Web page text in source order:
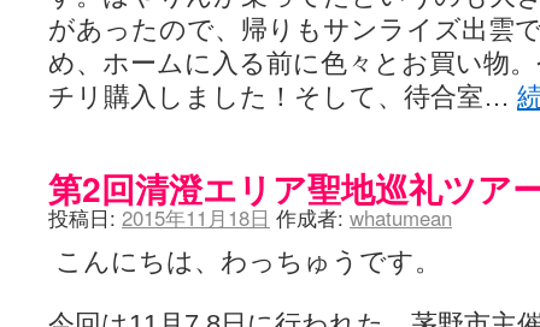
があったので、帰りもサンライズ出雲
め、ホームに入る前に色々とお買い物
チリ購入しました！そして、待合室…
第2回清澄エリア聖地巡礼ツア
投稿日: 2015年11月18日 作成者: whatumean
こんにちは、わっちゅうです。